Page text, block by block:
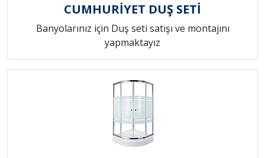
CUMHURİYET DUŞ SETİ
Banyolarınız için Duş seti satışı ve montajını
yapmaktayız